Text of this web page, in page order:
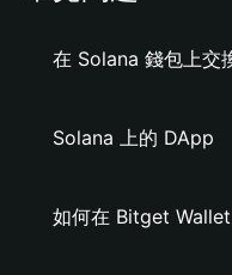
在 Solana 錢包上交
Solana 上的 DApp
如何在 Bitget